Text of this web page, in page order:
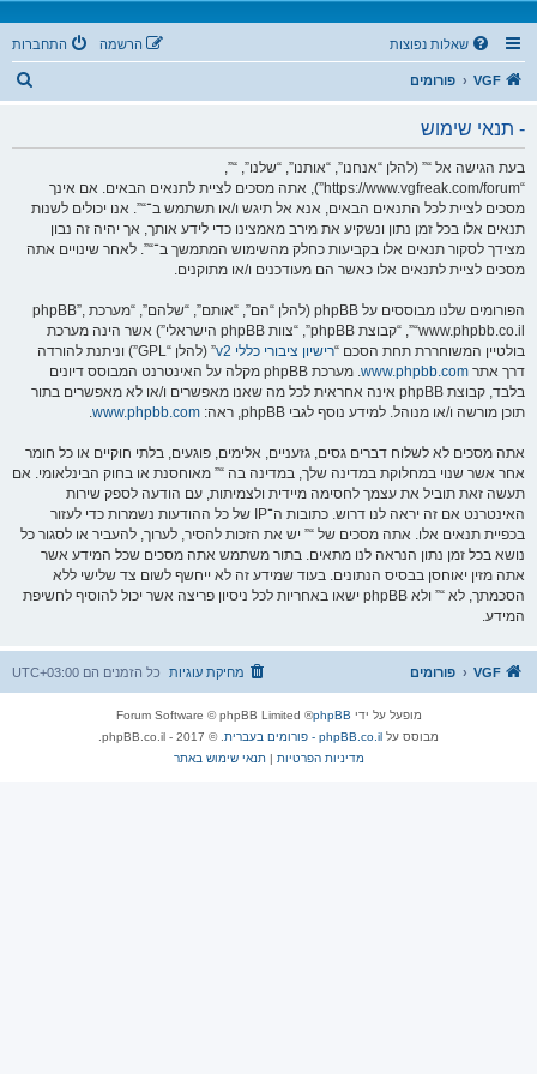
שאלות נפוצות התחברות הרשמה
VGF פורומים
- תנאי שימוש
בעת הגישה אל “” (להלן “אנחנו”, “אותנו”, “שלנו”, “”,
“https://www.vgfreak.com/forum”), אתה מסכים לציית לתנאים הבאים. אם אינך
מסכים לציית לכל התנאים הבאים, אנא אל תיגש ו/או תשתמש ב־“”. אנו יכולים לשנות
תנאים אלו בכל זמן נתון ונשקיע את מירב מאמצינו כדי לידע אותך, אך יהיה זה נבון
מצידך לסקור תנאים אלו בקביעות כחלק מהשימוש המתמשך ב־“”. לאחר שינויים אתה
מסכים לציית לתנאים אלו כאשר הם מעודכנים ו/או מתוקנים.
הפורומים שלנו מבוססים על phpBB (להלן “הם”, “אותם”, “שלהם”, “מערכת phpBB”,
“www.phpbb.co.il”, “קבוצת phpBB”, “צוות phpBB הישראלי”) אשר הינה מערכת
בולטיין המשוחררת תחת הסכם “רישיון ציבורי כללי v2
” (להלן “GPL”) וניתנת להורדה
דרך אתר www.phpbb.com
. מערכת phpBB מקלה על האינטרנט המבוסס דיונים
בלבד, קבוצת phpBB אינה אחראית לכל מה שאנו מאפשרים ו/או לא מאפשרים בתור
תוכן מורשה ו/או מנוהל. למידע נוסף לגבי phpBB, ראה:
www.phpbb.com
.
אתה מסכים לא לשלוח דברים גסים, גזעניים, אלימים, פוגעים, בלתי חוקיים או כל חומר
אחר אשר שנוי במחלוקת במדינה שלך, במדינה בה “” מאוחסנת או בחוק הבינלאומי. אם
תעשה זאת תוביל את עצמך לחסימה מיידית ולצמיתות, עם הודעה לספק שירות
האינטרנט אם זה יראה לנו דרוש. כתובות ה־IP של כל ההודעות נשמרות כדי לעזור
בכפיית תנאים אלו. אתה מסכים של “” יש את הזכות להסיר, לערוך, להעביר או לסגור כל
נושא בכל זמן נתון הנראה לנו מתאים. בתור משתמש אתה מסכים שכל המידע אשר
אתה מזין יאוחסן בבסיס הנתונים. בעוד שמידע זה לא ייחשף לשום צד שלישי ללא
הסכמתך, לא “” ולא phpBB ישאו באחריות לכל ניסיון פריצה אשר יכול להוסיף לחשיפת
המידע.
VGF פורומים כל הזמנים הם UTC+03:00 מחיקת עוגיות
מופעל על ידי phpBB
® Forum Software © phpBB Limited
מבוסס על phpBB.co.il - פורומים בעברית
. © 2017 - phpBB.co.il.
מדיניות הפרטיות |תנאי שימוש באתר